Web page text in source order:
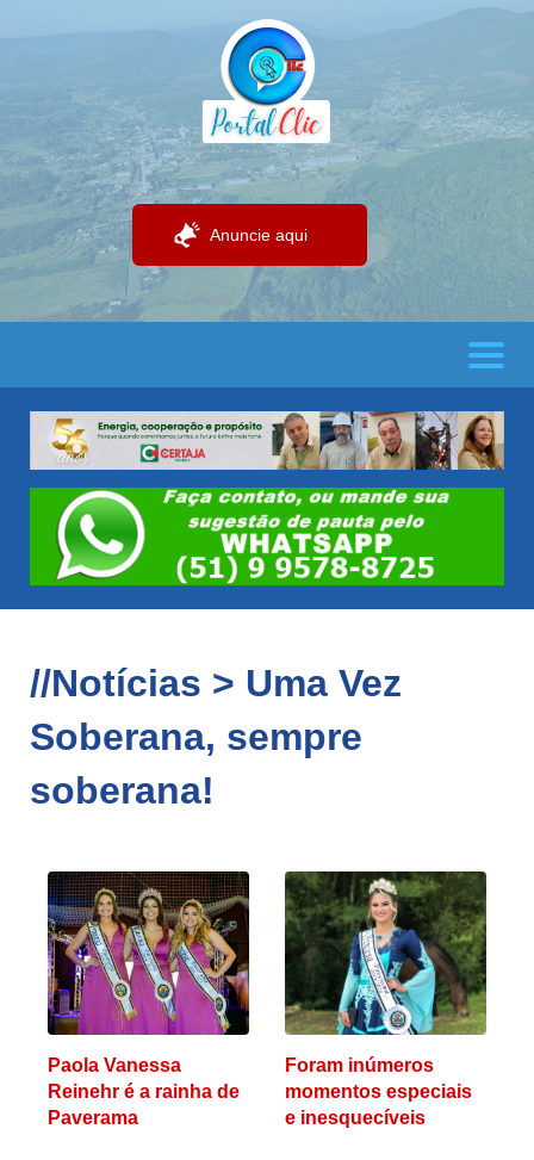
Anuncie aqui
//Notícias > Uma Vez
Soberana, sempre
soberana!
Paola Vanessa
Reinehr é a rainha de
Paverama
Foram inúmeros
momentos especiais
e inesquecíveis